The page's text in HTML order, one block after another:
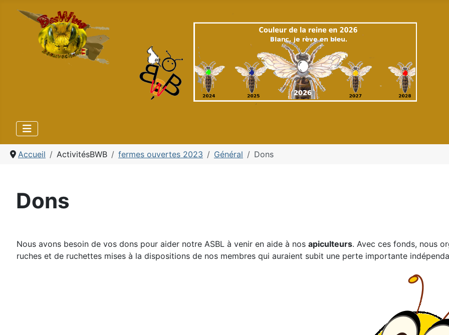
Accueil ActivitésBWB fermes ouvertes 2023 Général Dons
Dons
Nous avons besoin de vos dons pour aider notre ASBL à venir en aide à nos apiculteurs. Avec ces fonds, nous
ruches et de ruchettes mises à la dispositions de nos membres qui auraient subit une perte importante